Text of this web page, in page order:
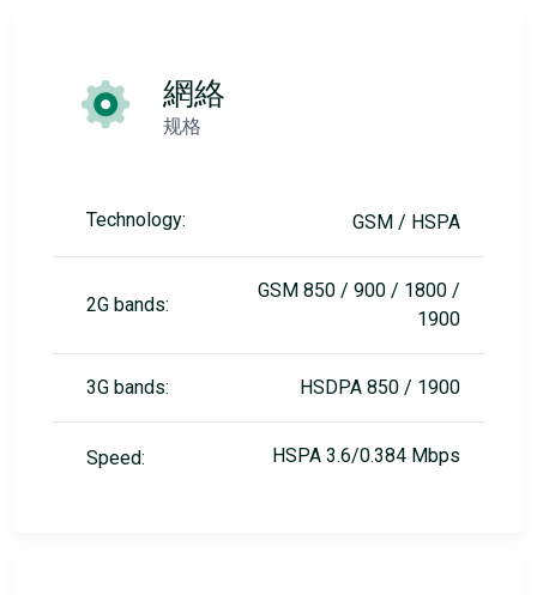
網絡
规格
Technology: GSM / HSPA
2G bands:
GSM 850 / 900 / 1800 /
1900
3G bands: HSDPA 850 / 1900
Speed: HSPA 3.6/0.384 Mbps